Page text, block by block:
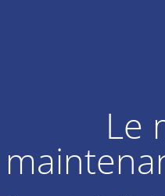
Le